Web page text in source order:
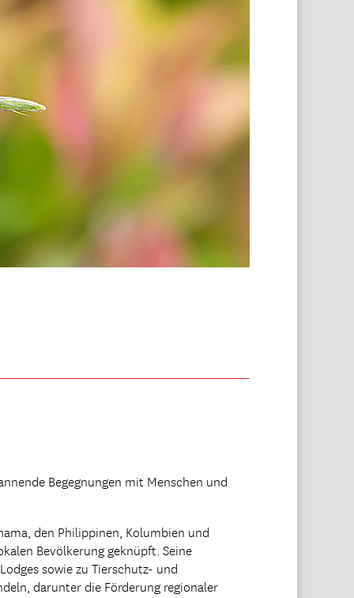
Begegnungen mit Menschen und
den Philippinen, Kolumbien und
Bevölkerung geknüpft. Seine
sowie zu Tierschutz- und
darunter die Förderung regionaler